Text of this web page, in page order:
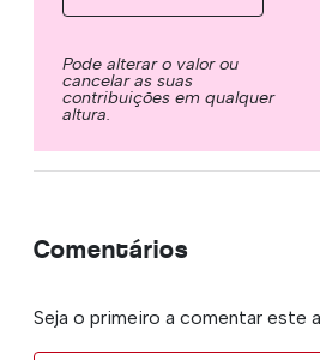
Pode alterar o valor ou
cancelar as suas
contribuições em qualquer
altura.
Comentários
Seja o primeiro a comentar este